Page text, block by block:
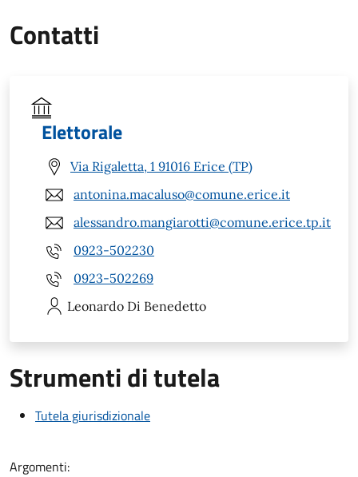
Contatti
Elettorale
Via Rigaletta, 1 91016 Erice (TP)
antonina.macaluso@comune.erice.it
alessandro.mangiarotti@comune.erice.tp.it
0923-502230
0923-502269
Leonardo Di Benedetto
Strumenti di tutela
Tutela giurisdizionale
Argomenti: